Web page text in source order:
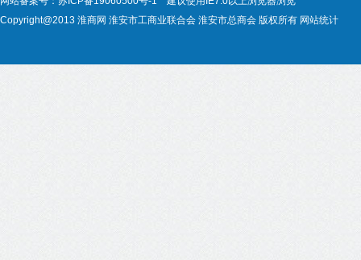
Copyright@2013 淮商网 淮安市工商业联合会 淮安市总商会 版权所有 网站统计